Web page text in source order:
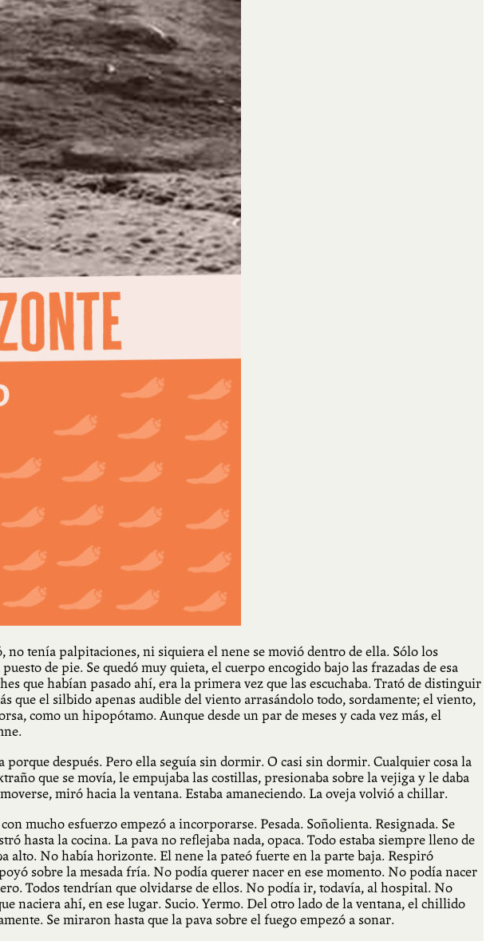
tenía palpitaciones, ni siquiera el nene se movió dentro de ella. Sólo los
de pie. Se quedó muy quieta, el cuerpo encogido bajo las frazadas de esa
que habían pasado ahí, era la primera vez que las escuchaba. Trató de distinguir
que el silbido apenas audible del viento arrasándolo todo, sordamente; el viento,
como un hipopótamo. Aunque desde un par de meses y cada vez más, el
después. Pero ella seguía sin dormir. O casi sin dormir. Cualquier cosa la
que se movía, le empujaba las costillas, presionaba sobre la vejiga y le daba
miró hacia la ventana. Estaba amaneciendo. La oveja volvió a chillar.
mucho esfuerzo empezó a incorporarse. Pesada. Soñolienta. Resignada. Se
hasta la cocina. La pava no reflejaba nada, opaca. Todo estaba siempre lleno de
alto. No había horizonte. El nene la pateó fuerte en la parte baja. Respiró
sobre la mesada fría. No podía querer nacer en ese momento. No podía nacer
Todos tendrían que olvidarse de ellos. No podía ir, todavía, al hospital. No
naciera ahí, en ese lugar. Sucio. Yermo. Del otro lado de la ventana, el chillido
Se miraron hasta que la pava sobre el fuego empezó a sonar.